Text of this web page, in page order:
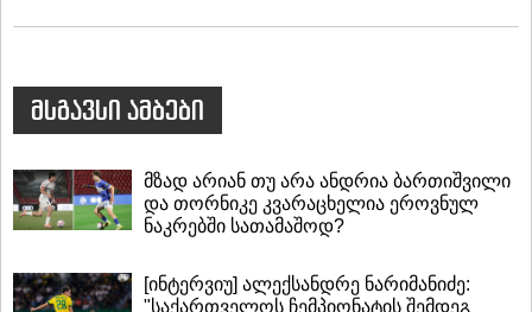
მსგავსი ამბები
მზად არიან თუ არა ანდრია ბართიშვილი
და თორნიკე კვარაცხელია ეროვნულ
ნაკრებში სათამაშოდ?
[ინტერვიუ] ალექსანდრე ნარიმანიძე:
"საქართველოს ჩემპიონატის შემდეგ